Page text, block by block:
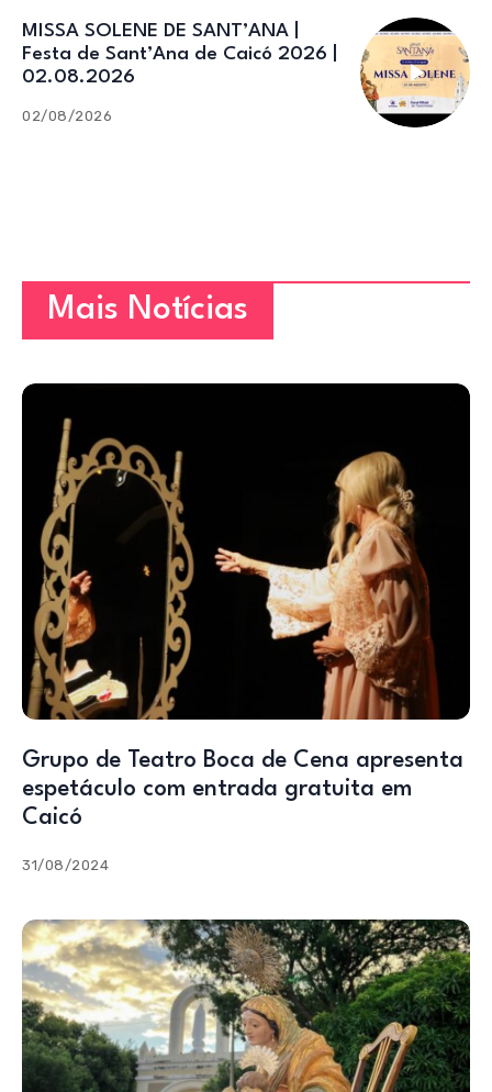
MISSA SOLENE DE SANT’ANA |
Festa de Sant’Ana de Caicó 2026 |
02.08.2026
02/08/2026
Mais Notícias
Grupo de Teatro Boca de Cena apresenta
espetáculo com entrada gratuita em
Caicó
31/08/2024